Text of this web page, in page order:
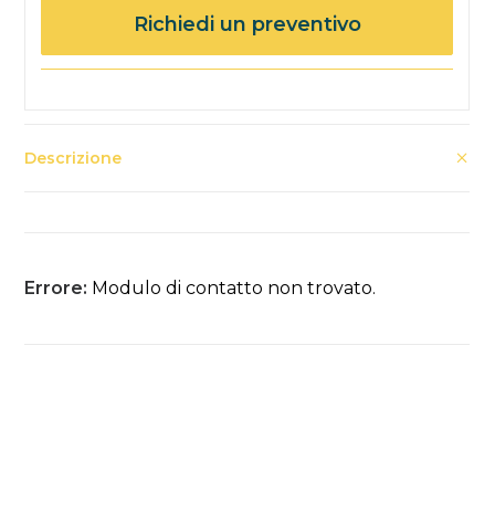
Richiedi un preventivo
Descrizione
Errore: Modulo di contatto non trovato.